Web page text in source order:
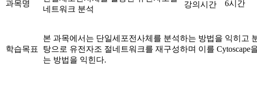
과목명
네트워크 분석
강의시간 6시간
학습목표
본 과목에서는 단일세포전사체를 분석하는 방법을 익히고
탕으로 유전자조 절네트워크를 재구성하며 이를 Cytoscape
는 방법을 익힌다.